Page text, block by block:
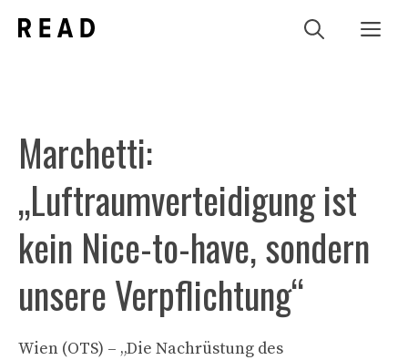
Inhalt
Marchetti:
„Luftraumverteidigung ist
kein Nice-to-have, sondern
unsere Verpflichtung“
Wien (OTS) – „Die Nachrüstung des